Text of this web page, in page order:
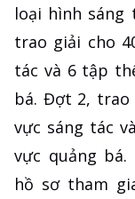
loại hình sáng
trao giải cho
tác và 6 tập
bá. Đợt 2, trao
vực sáng tác
vực quảng
hồ sơ tham